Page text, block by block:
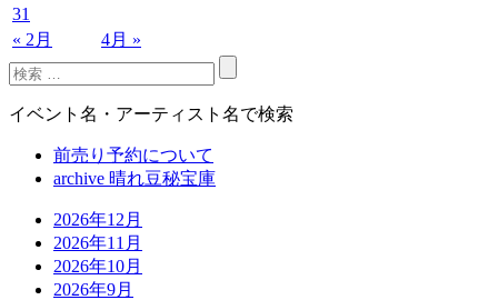
« 2月 4月 »
31
イベント名・アーティスト名で検索
前売り予約について
archive 晴れ豆秘宝庫
2026年12月
2026年11月
2026年10月
2026年9月